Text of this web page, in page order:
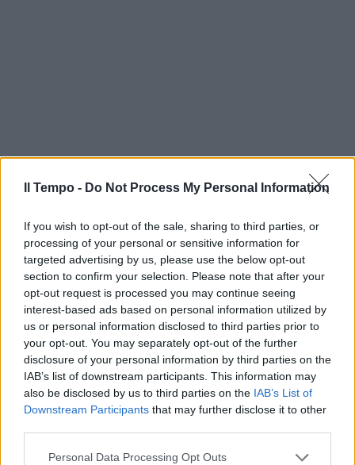
Il Tempo - Do Not Process My Personal Information
If you wish to opt-out of the sale, sharing to third parties, or
processing of your personal or sensitive information for
targeted advertising by us, please use the below opt-out
section to confirm your selection. Please note that after your
opt-out request is processed you may continue seeing
interest-based ads based on personal information utilized by
us or personal information disclosed to third parties prior to
your opt-out. You may separately opt-out of the further
disclosure of your personal information by third parties on the
IAB’s list of downstream participants. This information may
also be disclosed by us to third parties on the IAB’s List of
Downstream Participants that may further disclose it to other
Personal Data Processing Opt Outs
In evidenza